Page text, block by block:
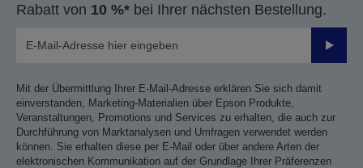
Rabatt von 10 %* bei Ihrer nächsten Bestellung.
Mit der Übermittlung Ihrer E-Mail-Adresse erklären Sie sich damit
einverstanden, Marketing-Materialien über Epson Produkte,
Veranstaltungen, Promotions und Services zu erhalten, die auch zur
Durchführung von Marktanalysen und Umfragen verwendet werden
können. Sie erhalten diese per E-Mail oder über andere Arten der
elektronischen Kommunikation auf der Grundlage Ihrer Präferenzen